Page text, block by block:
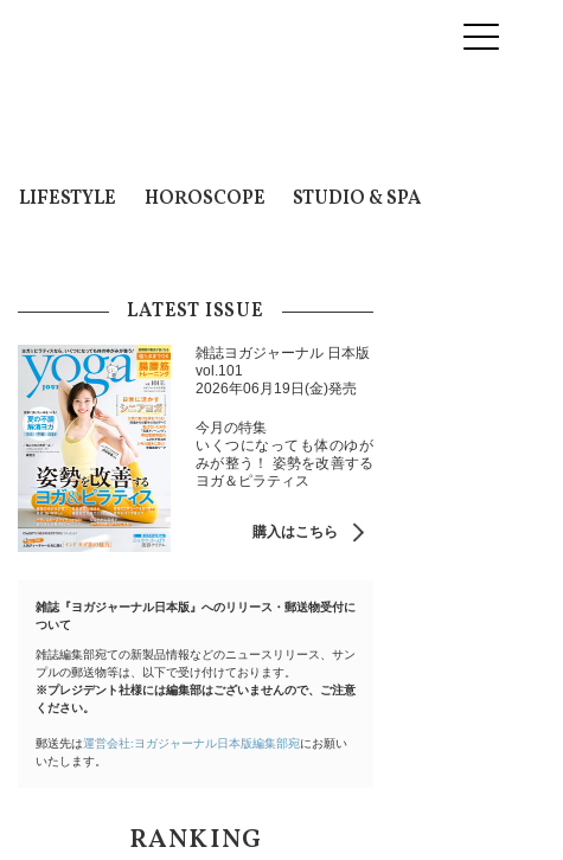
LIFESTYLE HOROSCOPE STUDIO & SPA
LATEST ISSUE
雑誌ヨガジャーナル 日本版
vol.101
2026年06月19日(金)発売
今月の特集
いくつになっても体のゆが
みが整う！ 姿勢を改善する
ヨガ＆ピラティス
購入はこちら
雑誌『ヨガジャーナル日本版』へのリリース・郵送物受付に
ついて
雑誌編集部宛ての新製品情報などのニュースリリース、サン
プルの郵送物等は、以下で受け付けております。
※プレジデント社様には編集部はございませんので、ご注意
ください。
郵送先は運営会社:ヨガジャーナル日本版編集部宛にお願い
いたします。
RANKING